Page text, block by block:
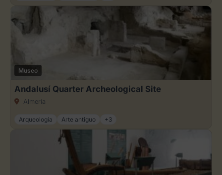
Museo
Andalusí Quarter Archeological Site
Almería
Arqueología Arte antiguo +3